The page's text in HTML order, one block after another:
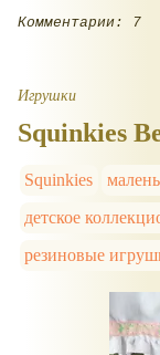
Комментарии: 7
Игрушки
Squinkies
Squinkies
детское
резиновые